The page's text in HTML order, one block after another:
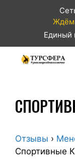
Ждём
Единый
Отзывы ›
Спортивные